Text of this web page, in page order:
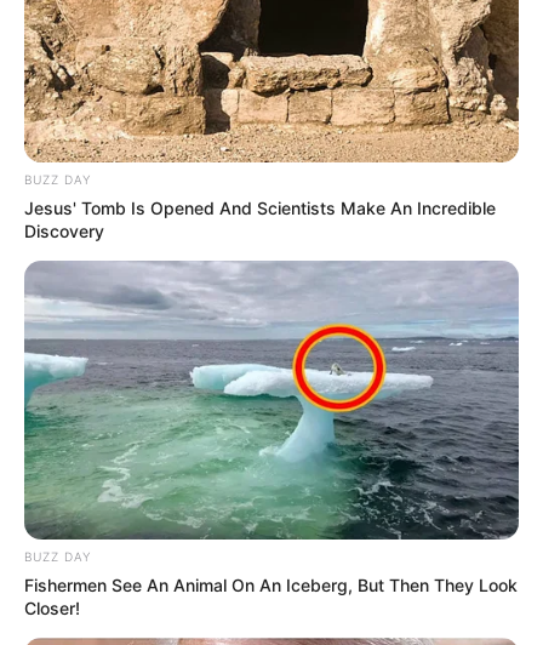
BUZZ DAY
Jesus' Tomb Is Opened And Scientists Make An Incredible
Discovery
BUZZ DAY
Fishermen See An Animal On An Iceberg, But Then They Look
Closer!